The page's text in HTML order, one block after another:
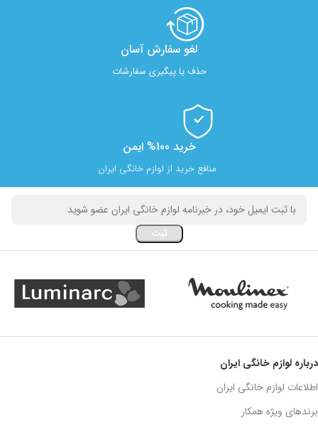
لغو سفارش آسان​
حذف یا پیگیری سفارشات
خرید 100% ایمن
منافع خرید از لوازم خانگی ایران
درباره لوازم خانگی ایران
اطلاعات لوازم خانگی ایران
برندهای ویژه همکار